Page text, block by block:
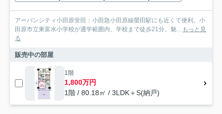
アーバンシティ小田原蛍田：小田急小田原線螢田駅にも近くて便利。小
田原市立東富水小学校が通学範囲内、学校まで徒歩21分。魅... もっと見
る
販売中の部屋
1階
1,800万円
1階 / 80.18㎡ / 3LDK＋S(納戸)